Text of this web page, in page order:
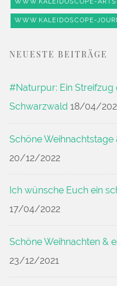
WWW.KALEIDOSCOPE-
NEUESTE BEITRÄGE
#Naturpur: Ein
Schwarzwald 18/04/
Schöne
20/12/2022
Ich wünsche Euch ein
17/04/2022
Schöne Weihnachten &
23/12/2021